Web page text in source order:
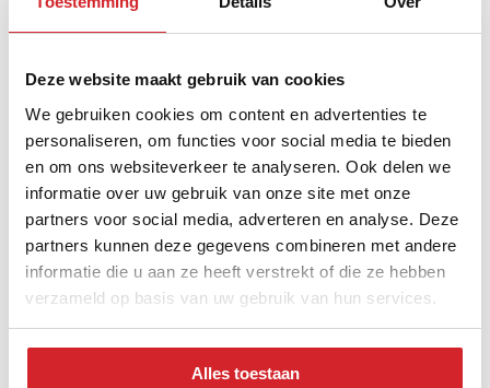
Deze website maakt gebruik van cookies
We gebruiken cookies om content en advertenties te
personaliseren, om functies voor social media te bieden
en om ons websiteverkeer te analyseren. Ook delen we
informatie over uw gebruik van onze site met onze
partners voor social media, adverteren en analyse. Deze
partners kunnen deze gegevens combineren met andere
informatie die u aan ze heeft verstrekt of die ze hebben
verzameld op basis van uw gebruik van hun services.
Alles toestaan
tussenwoning